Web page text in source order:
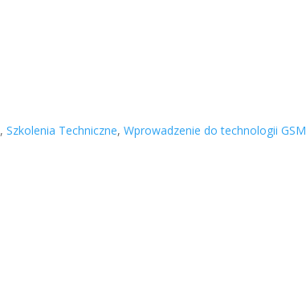
, Szkolenia Techniczne, Wprowadzenie do technologii GSM